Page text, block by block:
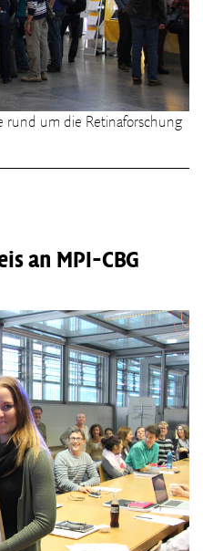
rund um die Retinaforschung
an MPI-CBG